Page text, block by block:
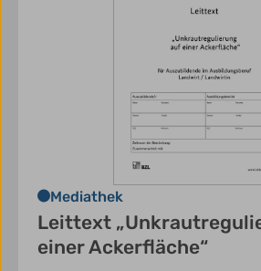
Mediathek
Leittext
einer Ackerfläche“